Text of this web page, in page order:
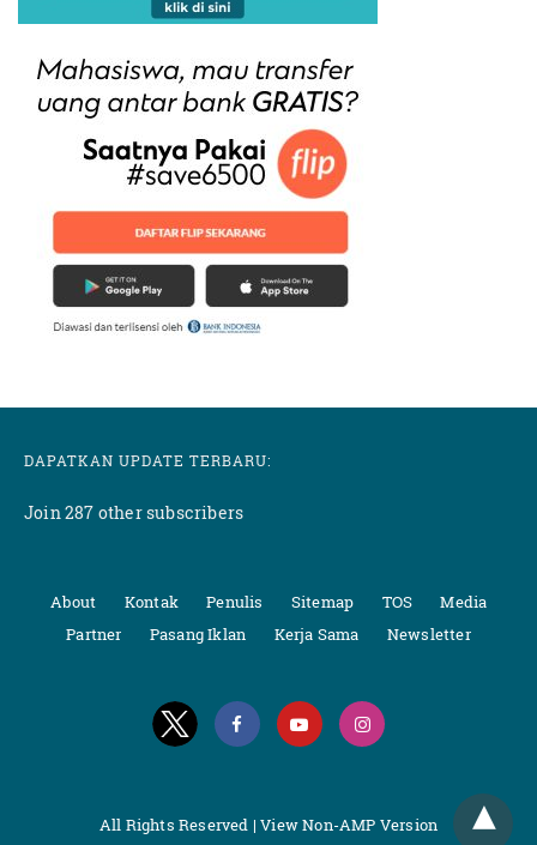
DAPATKAN UPDATE TERBARU:
Join 287 other subscribers
About Kontak Penulis Sitemap TOS
Media
Partner
Pasang Iklan Kerja Sama Newsletter
All Rights Reserved |View Non-AMP Version